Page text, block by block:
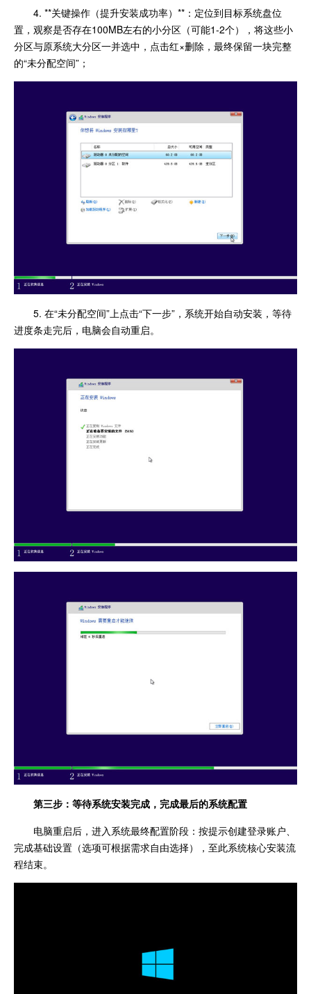
4. **关键操作（提升安装成功率）**：定位到目标系统盘位
置，观察是否存在100MB左右的小分区（可能1-2个），将这些小
分区与原系统大分区一并选中，点击红×删除，最终保留一块完整
的“未分配空间”；
5. 在“未分配空间”上点击“下一步”，系统开始自动安装，等待
进度条走完后，电脑会自动重启。
第三步：等待系统安装完成，完成最后的系统配置
电脑重启后，进入系统最终配置阶段：按提示创建登录账户、
完成基础设置（选项可根据需求自由选择），至此系统核心安装流
程结束。